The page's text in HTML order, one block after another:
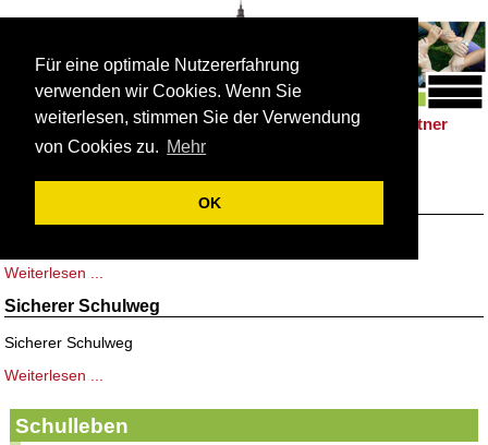
Für eine optimale Nutzererfahrung
verwenden wir Cookies. Wenn Sie
weiterlesen, stimmen Sie der Verwendung
von Cookies zu. Mehr
OK
Schulleben |Förderung | Berufsorientierung Partner
Weiterlesen ...
Sicherer Schulweg
Sicherer Schulweg
Weiterlesen ...
Schulleben